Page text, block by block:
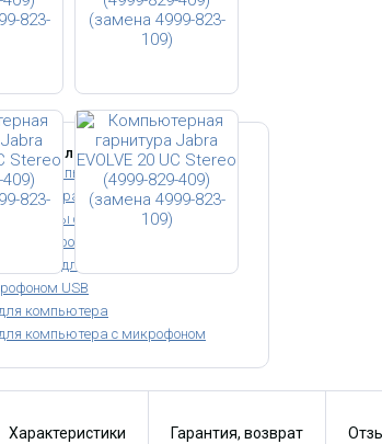
к следующим категориям:
Компьютерные гарнитуры
с микрофоном
с микрофоном
с микрофоном
для компьютера
USB
компьютера
компьютера с микрофоном
Характеристики Гарантия, возврат